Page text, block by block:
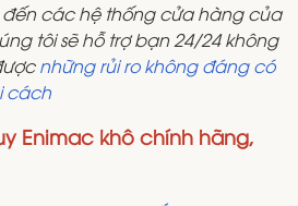
các hệ thống cửa hàng của
tôi sẽ hỗ trợ bạn 24/24 không
những rủi ro không đáng có
cách
Enimac khô chính hãng,